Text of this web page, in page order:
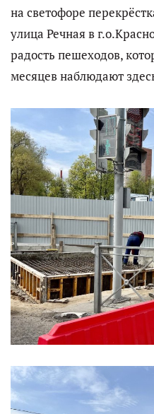
на светофоре
улица Речная в
радость пешеходов,
месяцев наблюдают